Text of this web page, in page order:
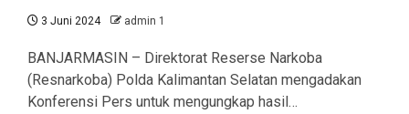
3 Juni 2024 admin 1
BANJARMASIN – Direktorat Reserse Narkoba
(Resnarkoba) Polda Kalimantan Selatan mengadakan
Konferensi Pers untuk mengungkap hasil…